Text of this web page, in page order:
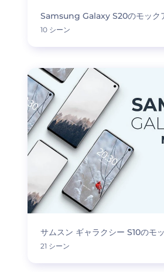
Samsung Galaxy S20のモック
10 シーン
サムスン ギャラクシー S10のモ
21 シーン